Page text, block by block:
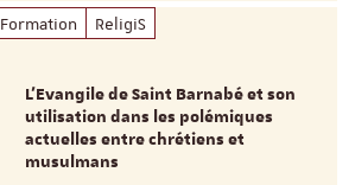
Formation ReligiS
L’Evangile de Saint Barnabé et son
utilisation dans les polémiques
actuelles entre chrétiens et
musulmans